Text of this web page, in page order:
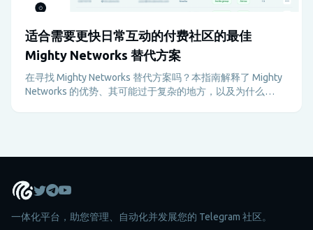
适合需要更快日常互动的付费社区的最佳
Mighty Networks 替代方案
在寻找 Mighty Networks 替代方案吗？本指南解释了 Mighty
Networks 的优势、其可能过于复杂的地方，以及为什么
一体化平台，助您管理、自动化并发展您的 Telegram 社区。